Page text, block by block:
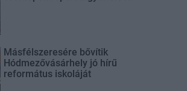
Másfélszeresére bővítik
Hódmezővásárhely jó hírű
református iskoláját